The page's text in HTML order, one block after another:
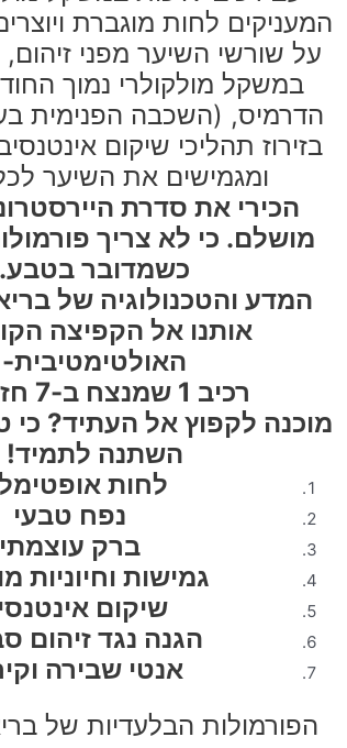
המעניקים לחות מוגברת
על שורשי השיער מפני זיהום,
במשקל מולקולרי נמוך
הדרמיס, (השכבה הפנימית
בזירוז תהליכי שיקום
ומגמישים את השיער
הכירי את סדרת
מושלם. כי לא צריך
כשמדובר בטבע.
המדע והטכנולוגיה של
אותנו אל הקפיצה
האולטימטיבית-
רכיב 1 שמנצח ב-7 חזיתות!
מוכנה לקפוץ אל העתיד? כי
השתנה לתמיד!
לחות
נפח טבעי
ברק עוצמתי
גמישות וחיוניות
שיקום
הגנה נגד זיהום
אנטי שבירה
הפורמולות הבלעדיות של